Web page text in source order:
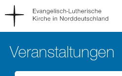
Veranstaltungen